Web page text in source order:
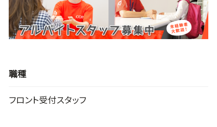
職種
フロント受付スタッフ